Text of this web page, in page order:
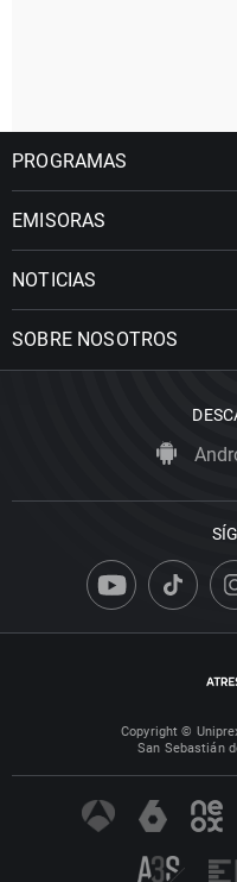
PROGRAMAS
EMISORAS
NOTICIAS
SOBRE NOSOTROS
Copyright ©
San Sebastián